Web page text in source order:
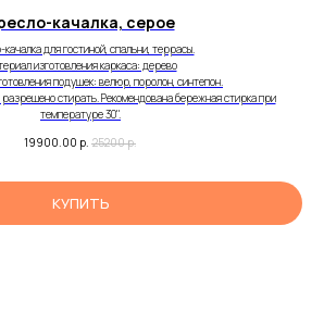
качалка, серое
качалка для гостиной, спальни, террасы.
изготовления каркаса: дерево
подушек: велюр, поролон, синтепон.
стирать. Рекомендована бережная стирка при
температуре 30".
19900.00 р. 25200р.
КУПИТЬ